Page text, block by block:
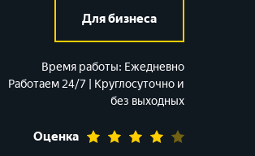
Для бизнеса
Время работы: Ежедневно
Работаем 24/7 | Круглосуточно и
без выходных
Оценка